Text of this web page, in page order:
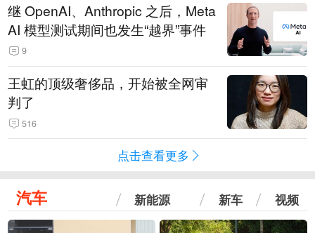
继 OpenAI、Anthropic 之后，Meta
AI 模型测试期间也发生“越界”事件
9
王虹的顶级奢侈品，开始被全网审
判了
516
点击查看更多
汽车 新能源 新车 视频